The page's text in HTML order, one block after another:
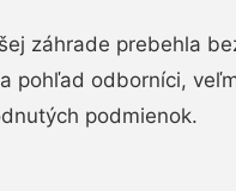
záhrade prebehla
pohľad odborníci,
podmienok.